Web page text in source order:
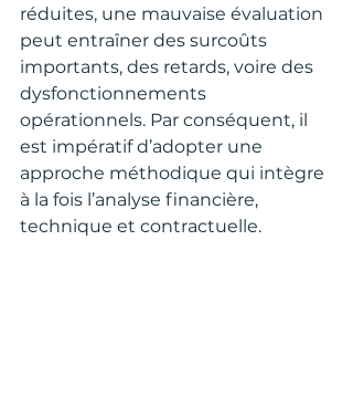
réduites, une mauvaise évaluation
peut entraîner des surcoûts
importants, des retards, voire des
dysfonctionnements
opérationnels. Par conséquent, il
est impératif d’adopter une
approche méthodique qui intègre
à la fois l’analyse financière,
technique et contractuelle.